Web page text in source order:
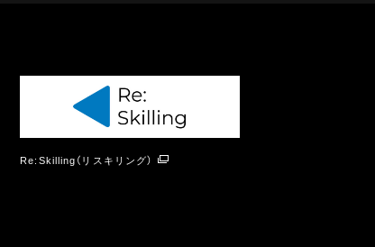
Re:Skilling（リスキリング）